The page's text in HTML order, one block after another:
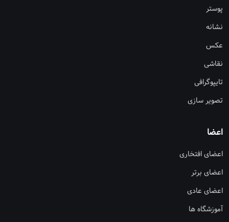
پوستر
نشانه
عکس
نقاشی
تایپوگرافی
تصویر سازی
اعضا
اعضای افتخاری
اعضای برتر
اعضای عادی
آموزشگاه ها